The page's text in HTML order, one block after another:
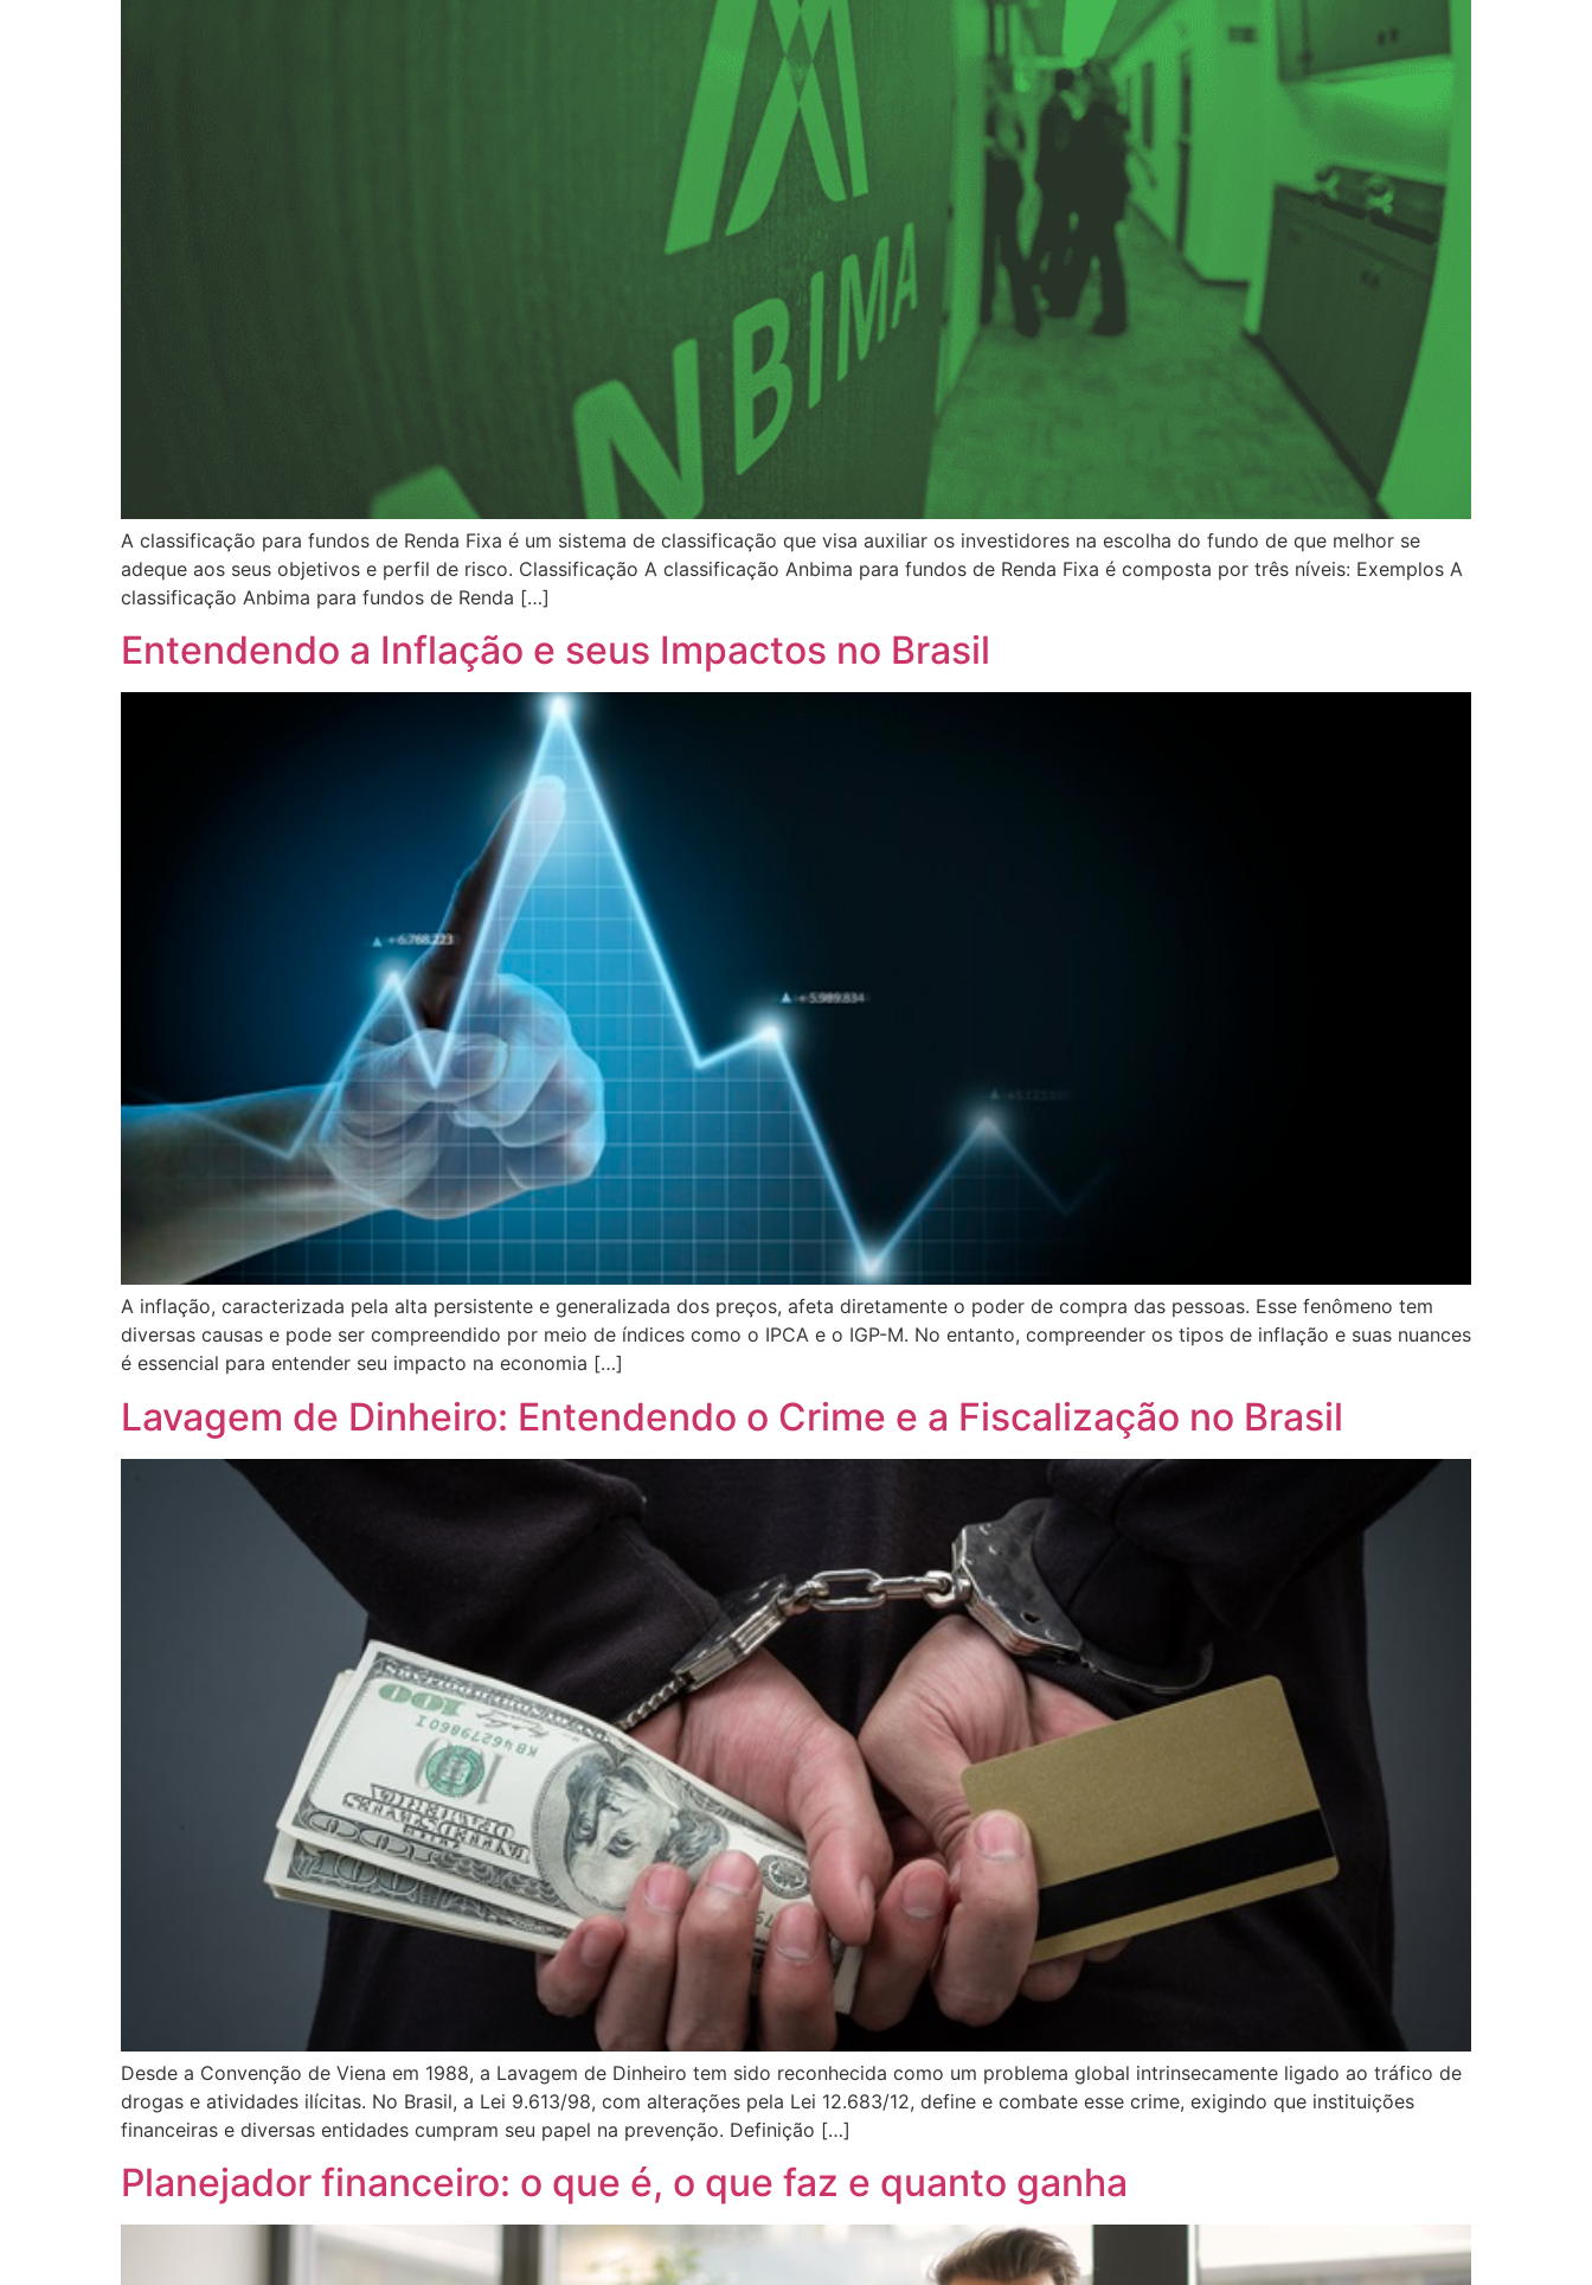
A classificação para fundos de Renda Fixa é um sistema de classificação que visa auxiliar os investidores na escolha do fundo de que melhor se
adeque aos seus objetivos e perfil de risco. Classificação A classificação Anbima para fundos de Renda Fixa é composta por três níveis: Exemplos A
classificação Anbima para fundos de Renda […]
Entendendo a Inflação e seus Impactos no Brasil
A inflação, caracterizada pela alta persistente e generalizada dos preços, afeta diretamente o poder de compra das pessoas. Esse fenômeno tem
diversas causas e pode ser compreendido por meio de índices como o IPCA e o IGP-M. No entanto, compreender os tipos de inflação e suas nuances
é essencial para entender seu impacto na economia […]
Lavagem de Dinheiro: Entendendo o Crime e a Fiscalização no Brasil
Desde a Convenção de Viena em 1988, a Lavagem de Dinheiro tem sido reconhecida como um problema global intrinsecamente ligado ao tráfico de
drogas e atividades ilícitas. No Brasil, a Lei 9.613/98, com alterações pela Lei 12.683/12, define e combate esse crime, exigindo que instituições
financeiras e diversas entidades cumpram seu papel na prevenção. Definição […]
Planejador financeiro: o que é, o que faz e quanto ganha